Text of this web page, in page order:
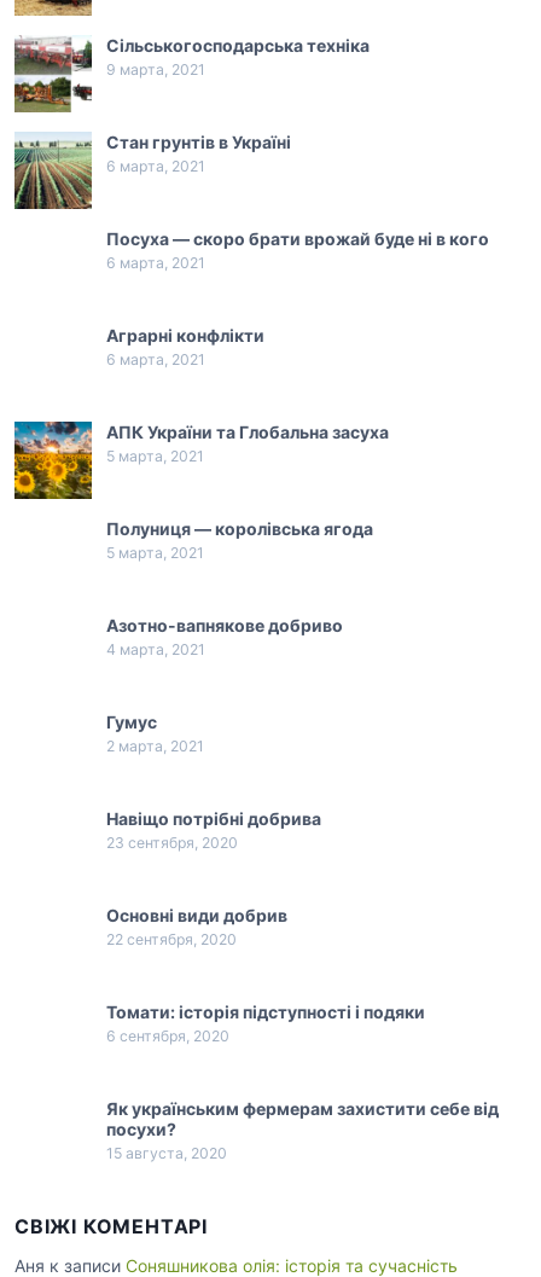
Сільськогосподарська техніка
9 марта, 2021
Стан грунтів в Україні
6 марта, 2021
Посуха — скоро брати врожай буде ні в кого
6 марта, 2021
Аграрні конфлікти
6 марта, 2021
АПК України та Глобальна засуха
5 марта, 2021
Полуниця — королівська ягода
5 марта, 2021
Азотно-вапнякове добриво
4 марта, 2021
Гумус
2 марта, 2021
Навіщо потрібні добрива
23 сентября, 2020
Основні види добрив
22 сентября, 2020
Томати: історія підступності і подяки
6 сентября, 2020
Як українським фермерам захистити себе від
посухи?
15 августа, 2020
СВІЖІ КОМЕНТАРІ
Аня к записи Соняшникова олія: історія та сучасність